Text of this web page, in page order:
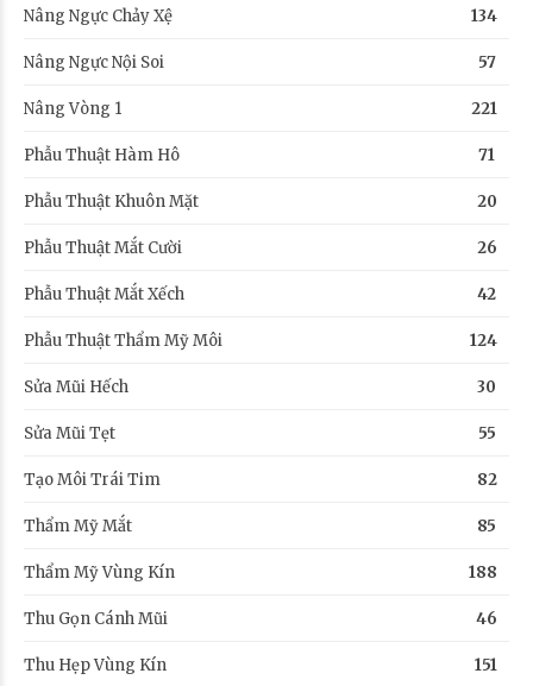
Nâng Ngực Chảy Xệ 134
Nâng Ngực Nội Soi 57
Nâng Vòng 1 221
Phẫu Thuật Hàm Hô 71
Phẫu Thuật Khuôn Mặt 20
Phẫu Thuật Mắt Cười 26
Phẫu Thuật Mắt Xếch 42
Phẫu Thuật Thẩm Mỹ Môi 124
Sửa Mũi Hếch 30
Sửa Mũi Tẹt 55
Tạo Môi Trái Tim 82
Thẩm Mỹ Mắt 85
Thẩm Mỹ Vùng Kín 188
Thu Gọn Cánh Mũi 46
Thu Hẹp Vùng Kín 151